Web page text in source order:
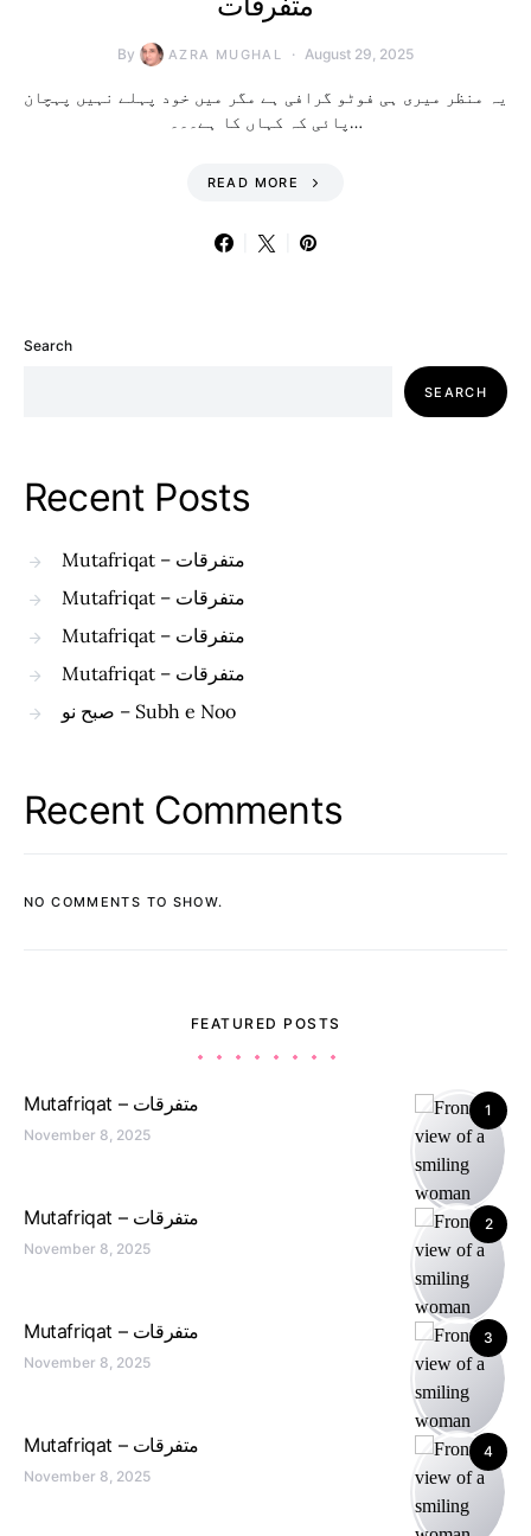
By AZRA MUGHAL August 29, 2025
یہ منظر میری ہی فوٹو گرافی ہے مگر میں خود پہلے نہیں پہچان
پائی کہ کہاں کا ہے۔۔۔…
READ MORE
Search
SEARCH
Recent Posts
Mutafriqat – متفرقات
Mutafriqat – متفرقات
Mutafriqat – متفرقات
Mutafriqat – متفرقات
صبح نو – Subh e Noo
Recent Comments
NO COMMENTS TO SHOW.
FEATURED POSTS
1 Mutafriqat – متفرقات
November 8, 2025
2 Mutafriqat – متفرقات
November 8, 2025
3 Mutafriqat – متفرقات
November 8, 2025
4 Mutafriqat – متفرقات
November 8, 2025